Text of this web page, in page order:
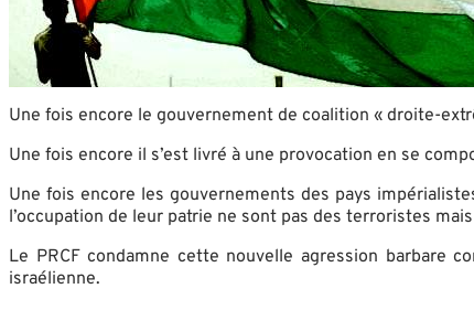
Une fois encore le gouvernement de coalition « droite-
Une fois encore il s’est livré à une provocation en se
Une fois encore les gouvernements des pays
l’occupation de leur patrie ne sont pas des terroristes
Le PRCF condamne cette nouvelle agression barbare
israélienne.